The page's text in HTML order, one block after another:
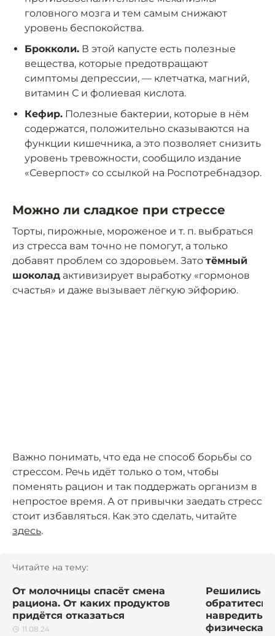
головного мозга и тем самым снижают
уровень беспокойства.
Брокколи. В этой капусте есть полезные
вещества, которые предотвращают
симптомы депрессии, — клетчатка, магний,
витамин С и фолиевая кислота.
Кефир. Полезные бактерии, которые в нём
содержатся, положительно сказываются на
функции кишечника, а это позволяет снизить
уровень тревожности, сообщило издание
«Северпост» со ссылкой на Роспотребнадзор.
Можно ли сладкое при стрессе
Торты, пирожные, мороженое и т. п. выбраться
из стресса вам точно не помогут, а только
добавят проблем со здоровьем. Зато тёмный
шоколад активизирует выработку «гормонов
счастья» и даже вызывает лёгкую эйфорию.
Важно понимать, что еда не способ борьбы со
стрессом. Речь идёт только о том, чтобы
поменять рацион и так поддержать организм в
непростое время. А от привычки заедать стресс
стоит избавляться. Как это сделать, читайте
здесь.
Читайте на тему:
От молочницы спасёт смена
рациона. От каких продуктов
придётся отказаться
11.08.24
Решились
обратитесь
навредить
физическая